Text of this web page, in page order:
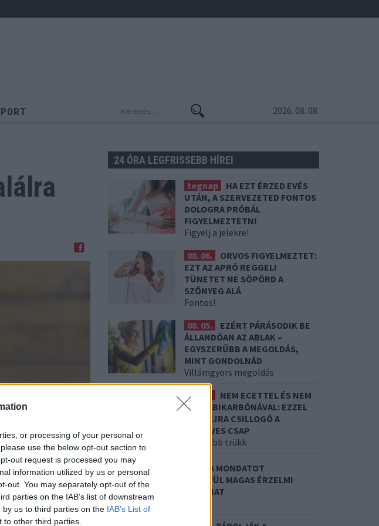
or processing of your personal or
use the below opt-out section to
out request is processed you may
information utilized by us or personal
out. You may separately opt-out of the
parties on the IAB’s list of downstream
us to third parties on the IAB’s List of
other third parties.
2026. 08. 08.
24 ÓRA LEGFRISSEBB HÍREI
tegnap
HA EZT ÉRZED EVÉS
UTÁN, A SZERVEZETED FONTOS
DOLOGRA PRÓBÁL
FIGYELMEZTETNI
Figyelj a jelekre!
08. 06.
ORVOS FIGYELMEZTET:
EZT AZ APRÓ REGGELI
TÜNETET NE SÖPÖRD A
SZŐNYEG ALÁ
Fontos!
08. 05.
EZÉRT PÁRÁSODIK BE
ÁLLANDÓAN AZ ABLAK –
EGYSZERŰBB A MEGOLDÁS,
MINT GONDOLNÁD
Villámgyors megoldás
08. 04.
NEM ECETTEL ÉS NEM
SZÓDABIKARBÓNÁVAL: EZZEL
LESZ ÚJRA CSILLOGÓ A
VÍZKÖVES CSAP
A legjobb trükk
08. 03.
HA MINDIG EZT A MONDATOT
HASZNÁLOD, AZ RENDKÍVÜL MAGAS ÉRZELMI
INTELLIGENCIÁRA UTALHAT
Te szoktad?